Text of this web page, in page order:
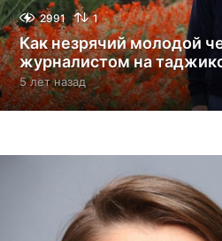
д
2991 1
Как незрячий молодой
журналистом на
5 лет назад5
л
е
а
д